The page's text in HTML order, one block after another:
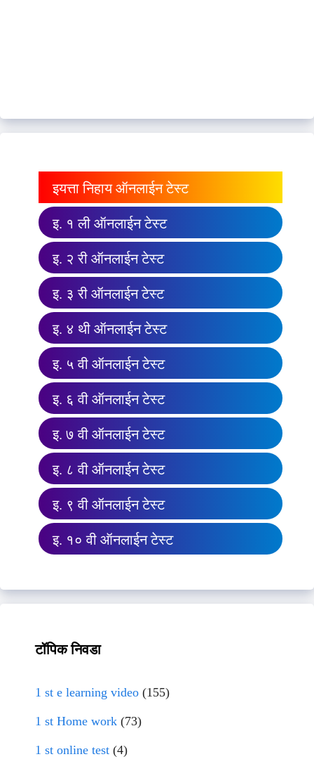
इयत्ता निहाय ऑनलाईन टेस्ट
इ. १ ली ऑनलाईन टेस्ट
इ. २ री ऑनलाईन टेस्ट
इ. ३ री ऑनलाईन टेस्ट
इ. ४ थी ऑनलाईन टेस्ट
इ. ५ वी ऑनलाईन टेस्ट
इ. ६ वी ऑनलाईन टेस्ट
इ. ७ वी ऑनलाईन टेस्ट
इ. ८ वी ऑनलाईन टेस्ट
इ. ९ वी ऑनलाईन टेस्ट
इ. १० वी ऑनलाईन टेस्ट
टॉपिक निवडा
1 st e learning video (155)
1 st Home work (73)
1 st online test (4)